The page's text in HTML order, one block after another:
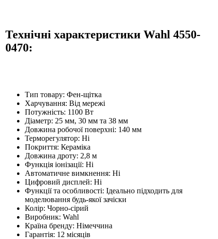
Технічні характеристики Wahl 4550-
0470:
Тип товару: Фен-щітка
Харчування: Від мережі
Потужність: 1100 Вт
Діаметр: 25 мм, 30 мм та 38 мм
Довжина робочої поверхні: 140 мм
Терморегулятор: Ні
Покриття: Кераміка
Довжина дроту: 2,8 м
Функція іонізації: Ні
Автоматичне вимкнення: Ні
Цифровий дисплей: Ні
Функції та особливості: Ідеально підходить для
моделювання будь-якої зачіски
Колір: Чорно-сірий
Виробник: Wahl
Країна бренду: Німеччина
Гарантія: 12 місяців